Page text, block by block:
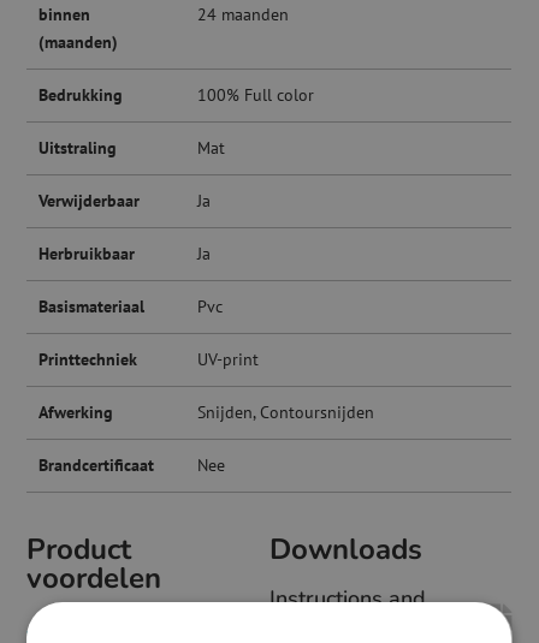
Product
voordelen
binnen
(maanden)
24 maanden
Bedrukking 100% Full color
Uitstraling Mat
Verwijderbaar Ja
Herbruikbaar Ja
Basismateriaal Pvc
Printtechniek UV-print
Afwerking Snijden, Contoursnijden
Brandcertificaat Nee
Downloads
Instructions and